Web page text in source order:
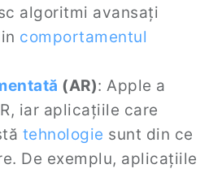
algoritmi avansați
comportamentul
(AR): Apple a
iar aplicațiile care
tehnologie sunt din ce
De exemplu, aplicațiile